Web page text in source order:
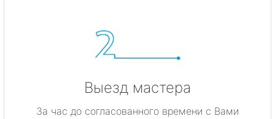
Выезд мастера
За час до согласованного времени с Вами